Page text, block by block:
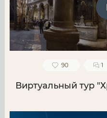
90 1
Виртуальный тур